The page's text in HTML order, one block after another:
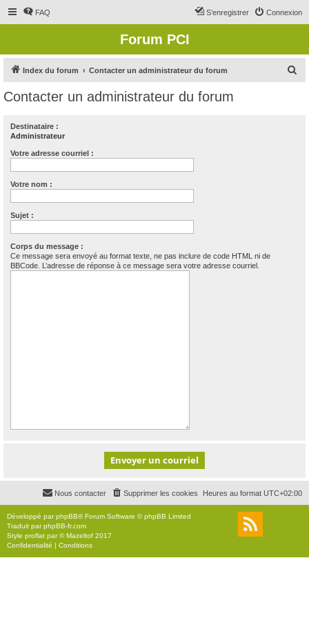
FAQ Connexion
S’enregistrer
Forum PCI
Index du forum Contacter un administrateur du forum
Contacter un administrateur du forum
Destinataire :
Administrateur
Votre adresse courriel :
Votre nom :
Sujet :
Corps du message :
Ce message sera envoyé au format texte, ne pas inclure de code HTML ni de
BBCode. L’adresse de réponse à ce message sera votre adresse courriel.
Heures au format UTC+02:00
Supprimer les cookies
Nous contacter
Développé parphpBB® Forum Software © phpBB Limited
Traduit parphpBB-fr.com
Style proflat par ©Mazeltof 2017
Confidentialité | Conditions